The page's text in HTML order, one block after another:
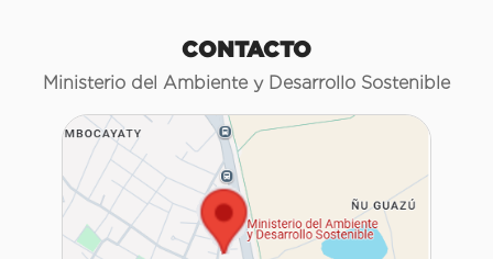
CONTACTO
Ministerio del Ambiente y Desarrollo Sostenible